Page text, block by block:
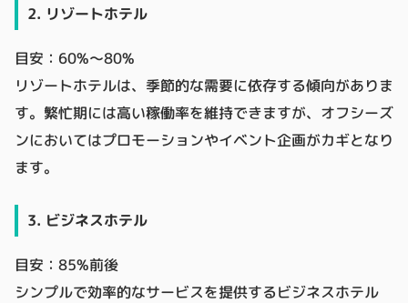
2. リゾートホテル
目安：60%～80%
リゾートホテルは、季節的な需要に依存する傾向がありま
す。繁忙期には高い稼働率を維持できますが、オフシーズ
ンにおいてはプロモーションやイベント企画がカギとなり
ます。
3. ビジネスホテル
目安：85%前後
シンプルで効率的なサービスを提供するビジネスホテル